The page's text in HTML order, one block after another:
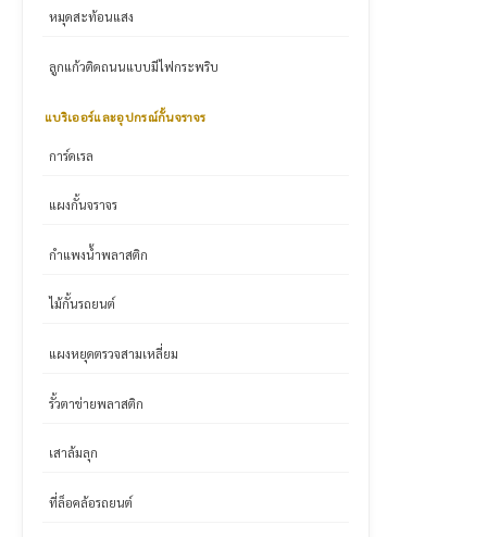
หมุดสะท้อนแสง
ลูกแก้วติดถนนแบบมีไฟกระพริบ
แบริเออร์และอุปกรณ์กั้นจราจร
การ์ดเรล
แผงกั้นจราจร
กำแพงน้ำพลาสติก
ไม้กั้นรถยนต์
แผงหยุดตรวจสามเหลี่ยม
รั้วตาข่ายพลาสติก
เสาล้มลุก
ที่ล็อคล้อรถยนต์